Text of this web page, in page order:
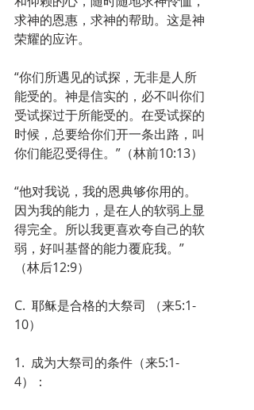
求神的恩惠，求神的帮助。这是神
荣耀的应许。
“你们所遇见的试探，无非是人所
能受的。神是信实的，必不叫你们
受试探过于所能受的。在受试探的
时候，总要给你们开一条出路，叫
你们能忍受得住。”（林前10:13）
“他对我说，我的恩典够你用的。
因为我的能力，是在人的软弱上显
得完全。所以我更喜欢夸自己的软
弱，好叫基督的能力覆庇我。”
（林后12:9）
C.  耶稣是合格的大祭司 （来5:1-
10）
1.  成为大祭司的条件（来5:1-
4）：